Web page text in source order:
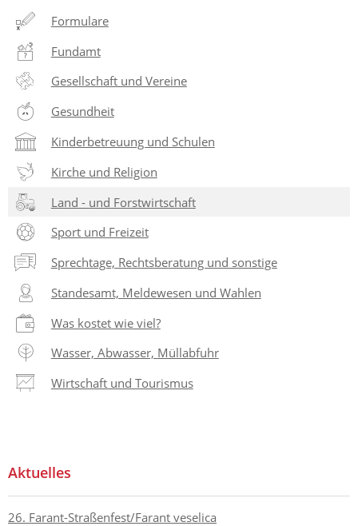
Formulare
Fundamt
Gesellschaft und Vereine
Gesundheit
Kinderbetreuung und Schulen
Kirche und Religion
Land - und Forstwirtschaft
Sport und Freizeit
Sprechtage, Rechtsberatung und sonstige
Standesamt, Meldewesen und Wahlen
Was kostet wie viel?
Wasser, Abwasser, Müllabfuhr
Wirtschaft und Tourismus
Aktuelles
26. Farant-Straßenfest/Farant veselica